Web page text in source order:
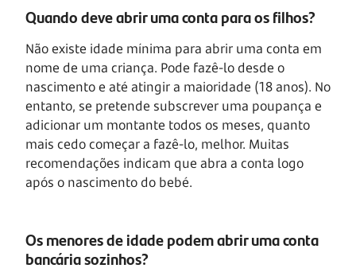
Quando deve abrir uma conta para os filhos?
Não existe idade mínima para abrir uma conta em
nome de uma criança. Pode fazê-lo desde o
nascimento e até atingir a maioridade (18 anos). No
entanto, se pretende subscrever uma poupança e
adicionar um montante todos os meses, quanto
mais cedo começar a fazê-lo, melhor. Muitas
recomendações indicam que abra a conta logo
após o nascimento do bebé.
Os menores de idade podem abrir uma conta
bancária sozinhos?